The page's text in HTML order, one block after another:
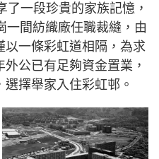
一段珍貴的家族記憶，
一間紡織廠任職裁縫，由
一條彩虹道相隔，為求
外公已有足夠資金置業，
擇舉家入住彩虹邨。